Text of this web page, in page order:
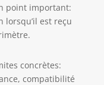
point important:
lorsqu’il est reçu
concrètes:
compatibilité